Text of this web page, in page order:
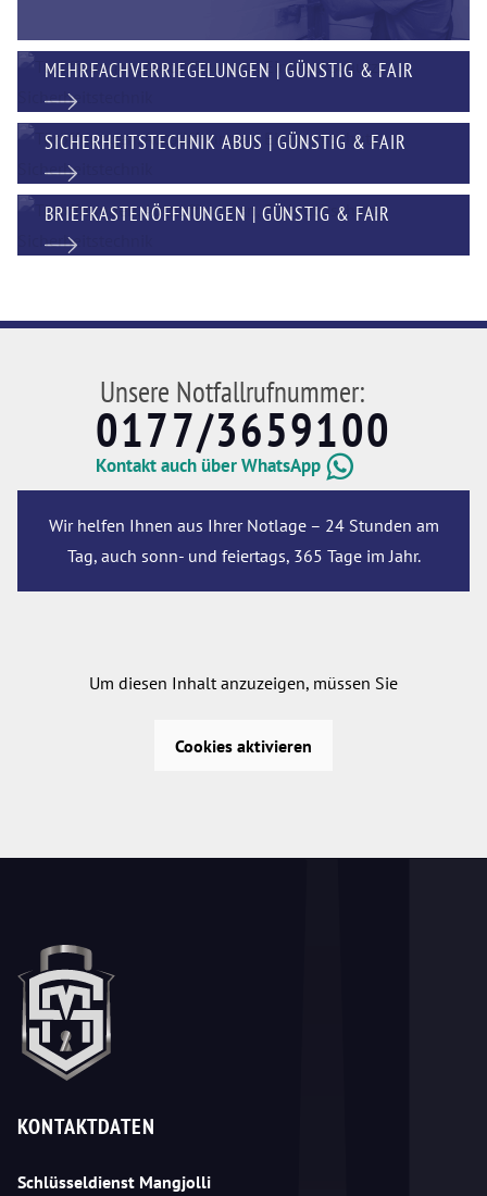
MEHRFACHVERRIEGELUNGEN | GÜNSTIG & FAIR
SICHERHEITSTECHNIK ABUS | GÜNSTIG & FAIR
BRIEFKASTENÖFFNUNGEN | GÜNSTIG & FAIR
Unsere Notfallrufnummer:
0177/3659100
Kontakt auch über WhatsApp
Wir helfen Ihnen aus Ihrer Notlage – 24 Stunden am
Tag, auch sonn- und feiertags, 365 Tage im Jahr.
Um diesen Inhalt anzuzeigen, müssen Sie
Cookies aktivieren
KONTAKTDATEN
Schlüsseldienst Mangjolli